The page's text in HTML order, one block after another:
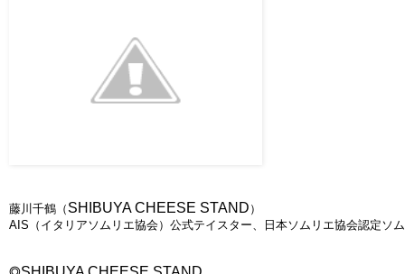
藤川千鶴（ SHIBUYA CHEESE STAND ）
AIS（イタリアソムリエ協会）公式テイスター、日本ソムリエ協会認定ソ